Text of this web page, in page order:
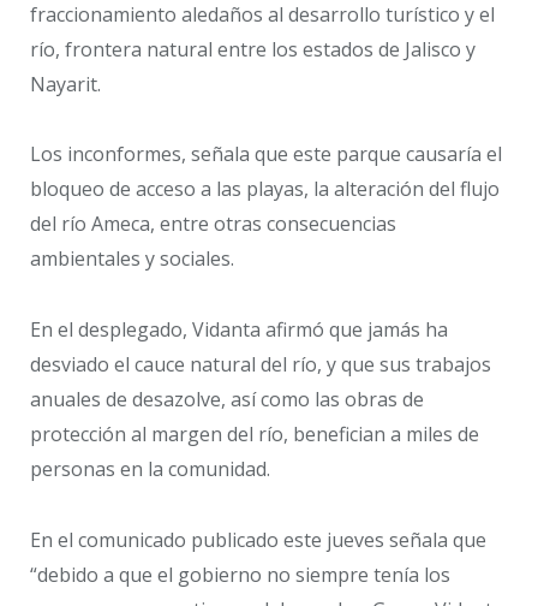
fraccionamiento aledaños al desarrollo turístico y el
río, frontera natural entre los estados de Jalisco y
Nayarit.
Los inconformes, señala que este parque causaría el
bloqueo de acceso a las playas, la alteración del flujo
del río Ameca, entre otras consecuencias
ambientales y sociales.
En el desplegado, Vidanta afirmó que jamás ha
desviado el cauce natural del río, y que sus trabajos
anuales de desazolve, así como las obras de
protección al margen del río, benefician a miles de
personas en la comunidad.
En el comunicado publicado este jueves señala que
“debido a que el gobierno no siempre tenía los